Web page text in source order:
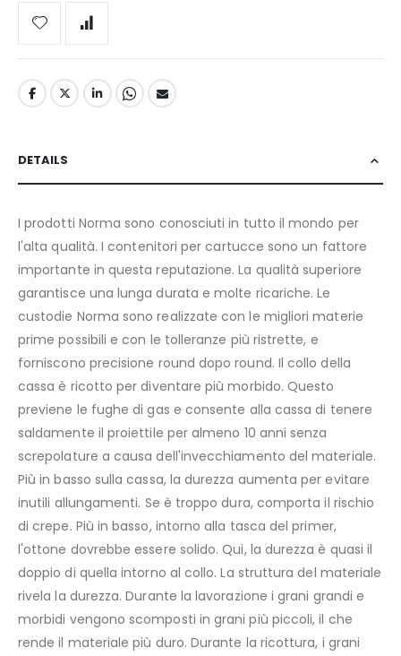
DETAILS
I prodotti Norma sono conosciuti in tutto il mondo per
l'alta qualità. I contenitori per cartucce sono un fattore
importante in questa reputazione. La qualità superiore
garantisce una lunga durata e molte ricariche. Le
custodie Norma sono realizzate con le migliori materie
prime possibili e con le tolleranze più ristrette, e
forniscono precisione round dopo round. Il collo della
cassa è ricotto per diventare più morbido. Questo
previene le fughe di gas e consente alla cassa di tenere
saldamente il proiettile per almeno 10 anni senza
screpolature a causa dell'invecchiamento del materiale.
Più in basso sulla cassa, la durezza aumenta per evitare
inutili allungamenti. Se è troppo dura, comporta il rischio
di crepe. Più in basso, intorno alla tasca del primer,
l'ottone dovrebbe essere solido. Qui, la durezza è quasi il
doppio di quella intorno al collo. La struttura del materiale
rivela la durezza. Durante la lavorazione i grani grandi e
morbidi vengono scomposti in grani più piccoli, il che
rende il materiale più duro. Durante la ricottura, i grani